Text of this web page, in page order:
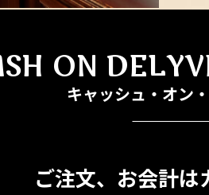
ON
キャッシュ・オン
ご注文、お会計は